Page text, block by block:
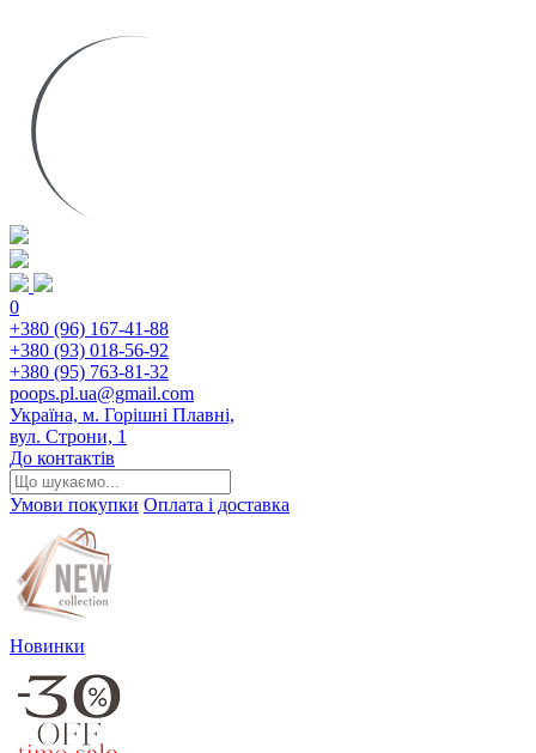
0
+380 (96) 167-41-88
+380 (93) 018-56-92
+380 (95) 763-81-32
poops.pl.ua@gmail.com
Україна, м. Горішні Плавні,
вул. Строни, 1
До контактів
Умови покупки Оплата і доставка
Новинки